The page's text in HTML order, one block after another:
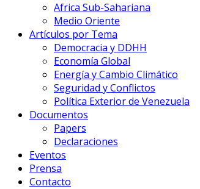
Africa Sub-Sahariana
Medio Oriente
Artículos por Tema
Democracia y DDHH
Economía Global
Energía y Cambio Climático
Seguridad y Conflictos
Política Exterior de Venezuela
Documentos
Papers
Declaraciones
Eventos
Prensa
Contacto